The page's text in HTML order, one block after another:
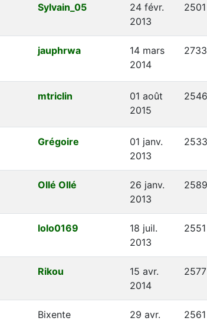
Sylvain_05
24 févr.
2013
2501
jauphrwa
14 mars
2014
2733
mtriclin
01 août
2015
2546
Grégoire
01 janv.
2013
2533
Ollé Ollé
26 janv.
2013
2589
lolo0169
18 juil.
2013
2551
Rikou
15 avr.
2014
2577
Bixente
29 avr.
2561